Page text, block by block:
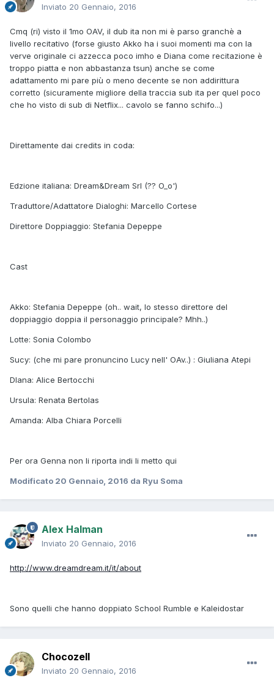
Inviato 20 Gennaio, 2016
Cmq (ri) visto il 1mo OAV, il dub ita non mi è parso granchè a
livello recitativo (forse giusto Akko ha i suoi momenti ma con la
verve originale ci azzecca poco imho e Diana come recitazione è
troppo piatta e non abbastanza tsun) anche se come
adattamento mi pare più o meno decente se non addirittura
corretto (sicuramente migliore della traccia sub ita per quel poco
che ho visto di sub di Netflix... cavolo se fanno schifo...)
Direttamente dai credits in coda:
Edzione italiana: Dream&Dream Srl (?? O_o')
Traduttore/Adattatore Dialoghi: Marcello Cortese
Direttore Doppiaggio: Stefania Depeppe
Cast
Akko: Stefania Depeppe (oh.. wait, lo stesso direttore del
doppiaggio doppia il personaggio principale? Mhh..)
Lotte: Sonia Colombo
Sucy: (che mi pare pronuncino Lucy nell' OAv..) : Giuliana Atepi
DIana: Alice Bertocchi
Ursula: Renata Bertolas
Amanda: Alba Chiara Porcelli
Per ora Genna non li riporta indi li metto qui
Modificato 20 Gennaio, 2016 da Ryu Soma
Alex Halman
Inviato 20 Gennaio, 2016
http://www.dreamdream.it/it/about
Sono quelli che hanno doppiato School Rumble e Kaleidostar
Chocozell
Inviato 20 Gennaio, 2016